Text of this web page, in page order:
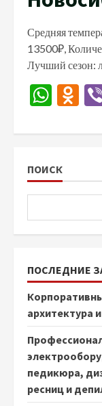
Средняя
13500₽,
Лучший сезон:
ПОИСК
ПОСЛЕДНИЕ
архитектура
педикюра,
ресниц и